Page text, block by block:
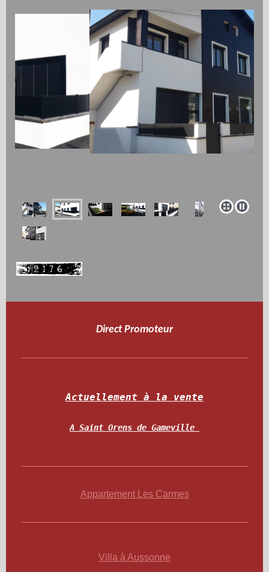
Direct Promoteur
Actuellement à la vente
A Saint Orens de Gameville
Appartement Les Carmes
Villa à Aussonne